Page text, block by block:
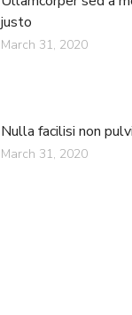
justo
March 31, 2020
Nulla facilisi non
March 31, 2020